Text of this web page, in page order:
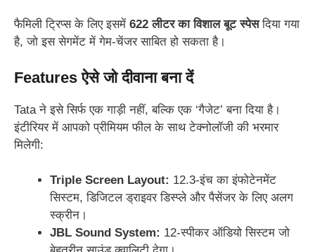
फैमिली ट्रिप्स के लिए इसमें 622 लीटर का विशाल बूट स्पेसदिया गया
है, जो इस सेगमेंट में गेम-चेंजर साबित हो सकता है।
Features ऐसे जो दीवाना बना दें
Tata ने इसे सिर्फ एक गाड़ी नहीं, बल्कि एक ‘गैजेट’ बना दिया है।
इंटीरियर में आपको प्रीमियम फील के साथ टेक्नोलॉजी की भरमार
मिलेगी:
Triple Screen Layout: 12.3-इंच का इंफोटेनमेंट
सिस्टम, डिजिटल ड्राइवर डिस्प्ले और पैसेंजर के लिए अलग
स्क्रीन।
JBL Sound System: 12-स्पीकर ऑडियो सिस्टम जो